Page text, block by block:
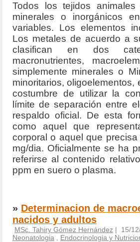
Todos los tejidos
minerales o inorgánicos
variables. Los elementos
Los metales de acuerdo a
clasifican en dos
macronutrientes,
simplemente minerales o
minoritarios,
costumbre de utilizar la
límite de separación entre
respaldo oficial. De esta
como aquel que
corporal o aquel que
mg/dia. Oficialmente se ha
referirse al contenido
ppm en suero o plasma.
» Determinacion de
nacidos y adultos
MSc. Tahiry Gómez Hernández | 15/
Neonatologia
Endocrinologia y